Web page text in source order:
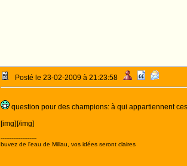
Posté le 23-02-2009 à 21:23:58
question pour des champions: à qui appartiennent
[img] [/img]
--------------------
buvez de l'eau de Millau, vos idées seront claires